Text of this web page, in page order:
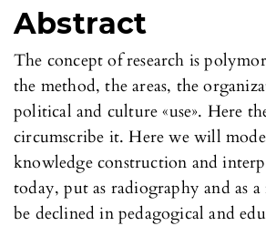
Abstract
The concept of research is
the method, the areas, the
political and culture «use». Here
circumscribe it. Here we will
knowledge construction and
today, put as radiography and as
be declined in pedagogical and